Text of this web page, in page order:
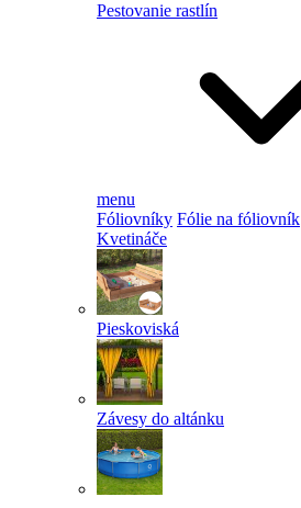
Pestovanie rastlín
menu
Fóliovníky Fólie na fóliovník
Kvetináče
Pieskoviská
Závesy do altánku